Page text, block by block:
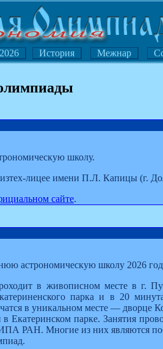
История Межнар
школу.
лицее имени П.Л. Капицы (г.
сайте.
астрономическую школу 2026
в живописном месте в г.
парка и в 20
в уникальном месте — дворце
Екатеринском парке. Занятия
РАН. Многие из них являются